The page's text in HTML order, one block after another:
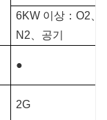
6KW 이상：O2、
N2、공기
●
2G